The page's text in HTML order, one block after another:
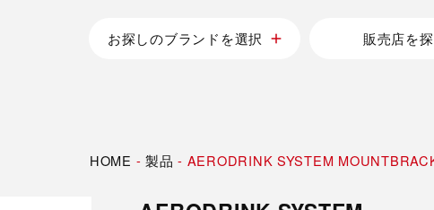
お探しのブランドを選択 販売店を
HOME -製品 - AERODRINK SYSTEM